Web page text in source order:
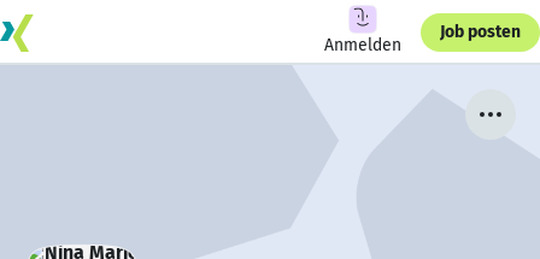
Anmelden
Job posten